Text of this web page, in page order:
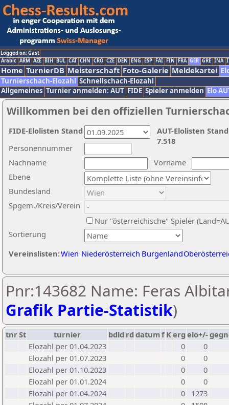
Logged on: Gast
Arabic ARM AZE BIH BUL CAT CHN CRO CZE DEN ENG ESP FAI FIN FRA GER GRE INA
Home TurnierDB Meisterschaft Foto-Galerie Meldekartei
Turnierschach-Elozahl Schnellschach-Elozahl
Allgemeines Turnier anmelden: AUT FIDE Spieler anmelden Elo
Willkommen bei den offiziellen
Nachname
Vorname
Ebene
Sortierung
Personennummer
Bundesland
Spgem./Kreis/Verein
Nur "österreichische" Spieler
Vereinslisten:Wien Niederösterreich Burgenland
AUT-Elolisten
7.518
FIDE-Elolisten Stand
Pnr:143682 Name: Feras
Grafik Partie-Statistik)
tnrSt turnier bdld rd datumf Kerg elo+/-
Elozahl per 01.04.2023
0
0
Elozahl per 01.07.2023
0
0
Elozahl per 01.10.2023
0
0
Elozahl per 01.01.2024
0
0
Elozahl per 01.04.2024
0
1273